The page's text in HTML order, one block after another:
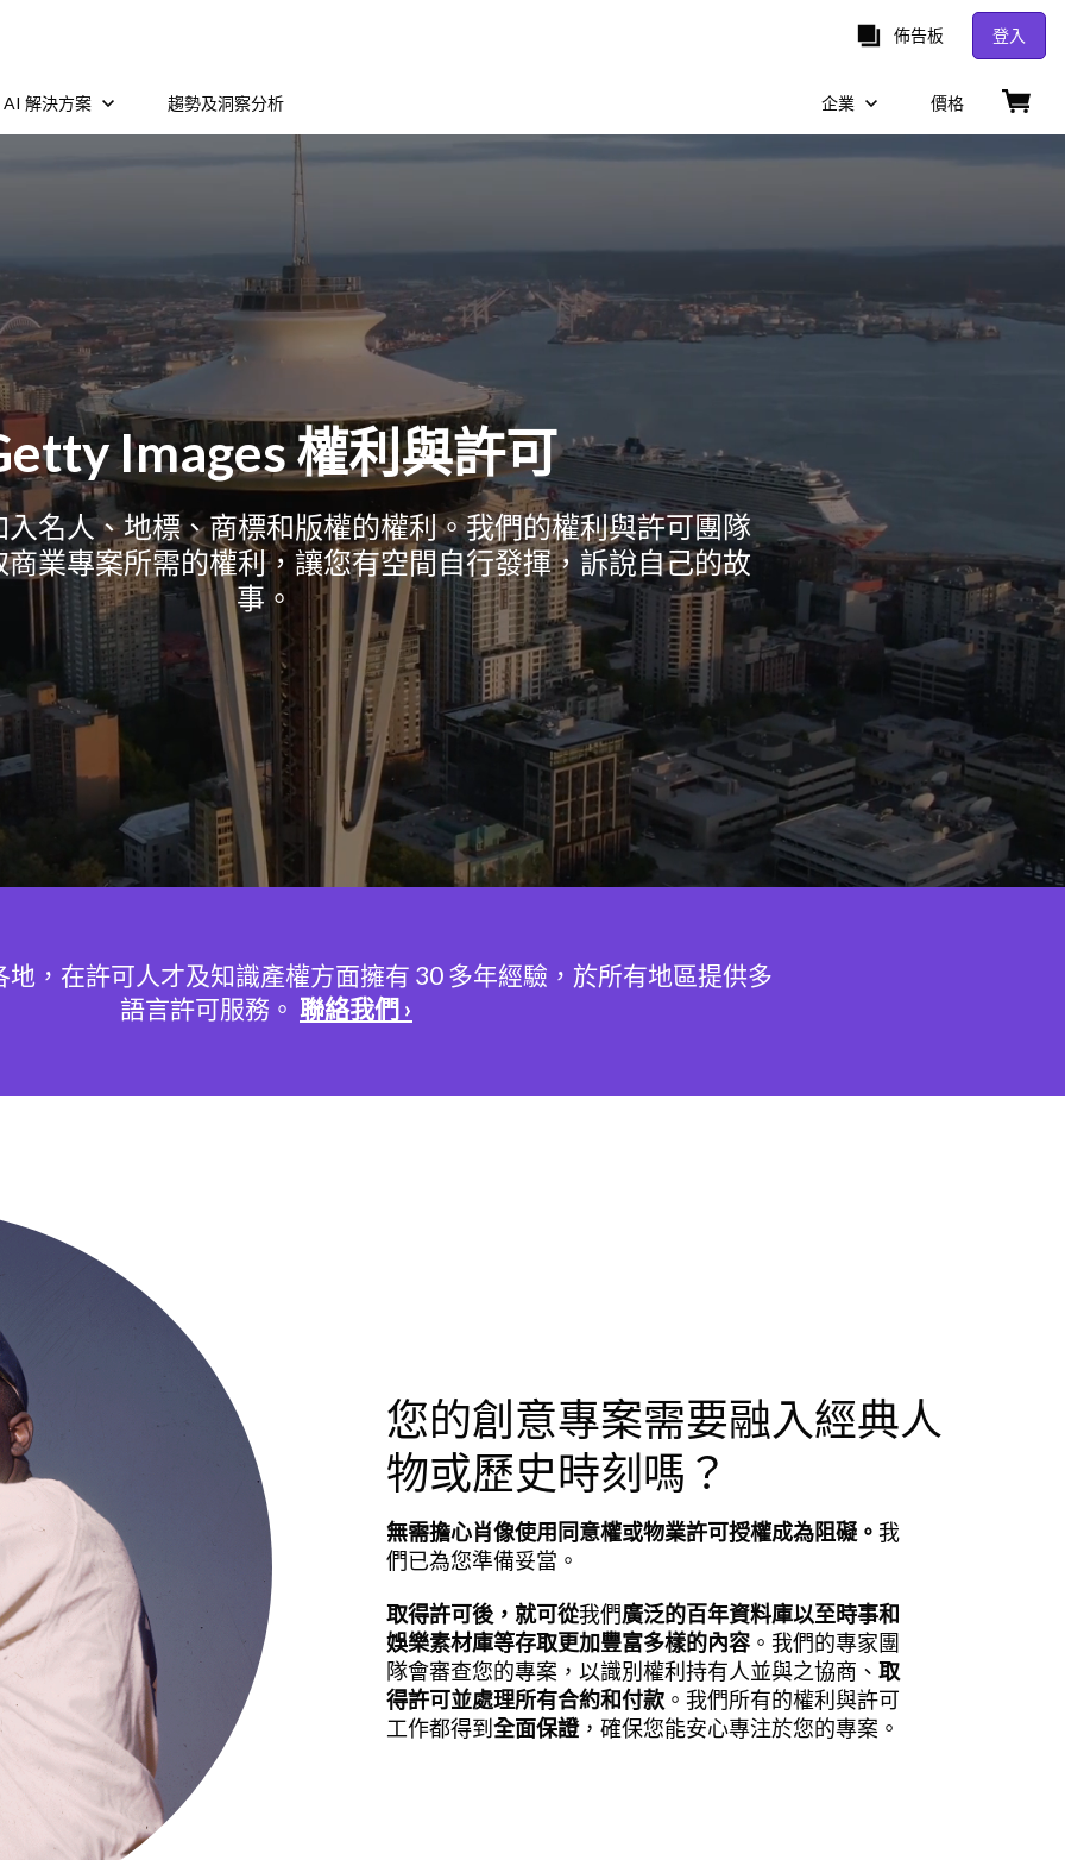
佈告板 登入
AI 解決方案 趨勢及洞察分析 企業 價格
Images 權利與許可
名人、地標、商標和版權的權利。我們的權利與許可團隊
業專案所需的權利，讓您有空間自行發揮，訴說自己的故
事。
，在許可人才及知識產權方面擁有 30 多年經驗，於所有地區提供多
語言許可服務。 聯絡我們 ›
您的創意專案需要融入經典人
物或歷史時刻嗎？
無需擔心肖像使用同意權或物業許可授權成為阻礙。 我
們已為您準備妥當。
取得許可後，就可從我們廣泛的百年資料庫以至時事和
娛樂素材庫等存取更加豐富多樣的內容。我們的專家團
隊會審查您的專案，以識別權利持有人並與之協商、 取
得許可並處理所有合約和付款。我們所有的權利與許可
工作都得到 全面保證，確保您能安心專注於您的專案。